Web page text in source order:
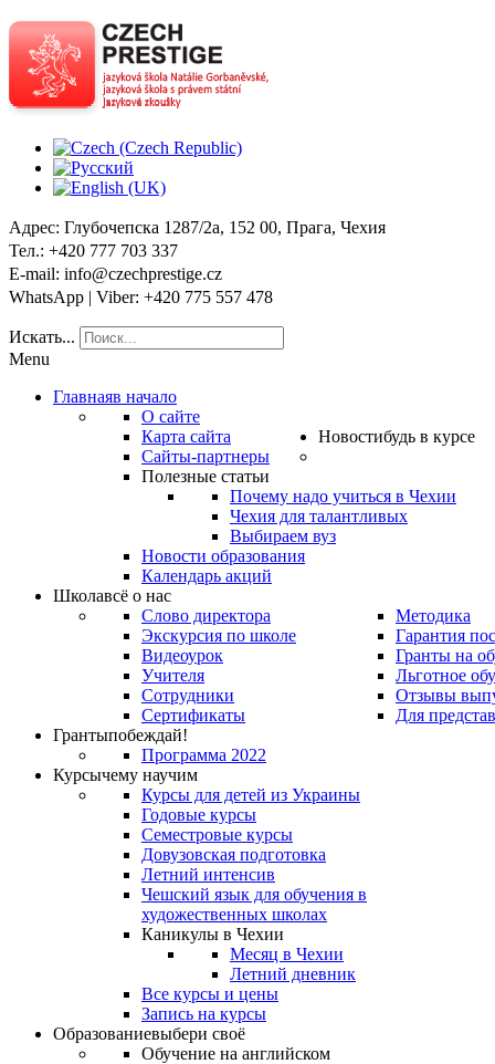
Адрес: Глубочепска 1287/2a, 152 00, Прага, Чехия
Тел.: +420 777 703 337
E-mail: info@czechprestige.cz
WhatsApp | Viber: +420 775 557 478
Искать...
Menu
Главнаяв начало
О сайте
Карта сайта
Сайты-партнеры
Новостибудь в курсе
Полезные статьи
Почему надо учиться в Чехии
Чехия для талантливых
Выбираем вуз
Новости образования
Календарь акций
Школавсё о нас
Слово директора
Экскурсия по школе
Видеоурок
Учителя
Сотрудники
Сертификаты
Методика
Гарантия
Гранты на
Льготное
Отзывы
Для
Грантыпобеждай!
Программа 2022
Курсычему научим
Курсы для детей из Украины
Годовые курсы
Семестровые курсы
Довузовская подготовка
Летний интенсив
Чешский язык для обучения в
художественных школах
Каникулы в Чехии
Месяц в Чехии
Летний дневник
Все курсы и цены
Запись на курсы
Образованиевыбери своё
Обучение на английском